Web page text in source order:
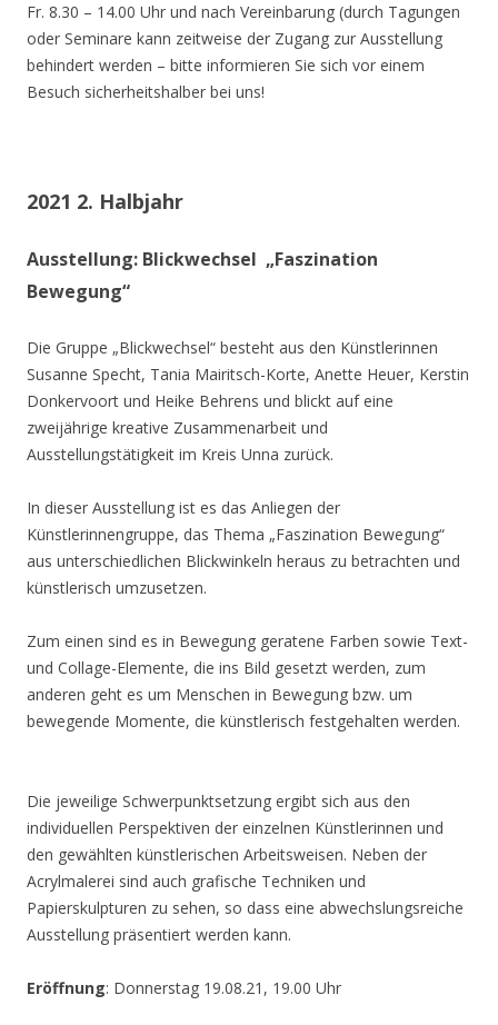
Fr. 8.30 – 14.00 Uhr und nach Vereinbarung (durch Tagungen
oder Seminare kann zeitweise der Zugang zur Ausstellung
behindert werden – bitte informieren Sie sich vor einem
Besuch sicherheitshalber bei uns!
2021 2. Halbjahr
Ausstellung: Blickwechsel „Faszination
Bewegung“
Die Gruppe „Blickwechsel“ besteht aus den Künstlerinnen
Susanne Specht, Tania Mairitsch-Korte, Anette Heuer, Kerstin
Donkervoort und Heike Behrens und blickt auf eine
zweijährige kreative Zusammenarbeit und
Ausstellungstätigkeit im Kreis Unna zurück.
In dieser Ausstellung ist es das Anliegen der
Künstlerinnengruppe, das Thema „Faszination Bewegung“
aus unterschiedlichen Blickwinkeln heraus zu betrachten und
künstlerisch umzusetzen.
Zum einen sind es in Bewegung geratene Farben sowie Text-
und Collage-Elemente, die ins Bild gesetzt werden, zum
anderen geht es um Menschen in Bewegung bzw. um
bewegende Momente, die künstlerisch festgehalten werden.
Die jeweilige Schwerpunktsetzung ergibt sich aus den
individuellen Perspektiven der einzelnen Künstlerinnen und
den gewählten künstlerischen Arbeitsweisen. Neben der
Acrylmalerei sind auch grafische Techniken und
Papierskulpturen zu sehen, so dass eine abwechslungsreiche
Ausstellung präsentiert werden kann.
Eröffnung: Donnerstag 19.08.21, 19.00 Uhr